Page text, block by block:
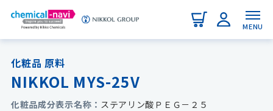
MENU
化粧品 原料
NIKKOL MYS-25V
化粧品成分表示名称 ステアリン酸ＰＥＧ－２５